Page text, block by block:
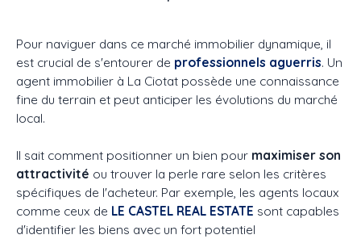
Pour naviguer dans ce marché immobilier dynamique, il
est crucial de s'entourer de professionnels aguerris. Un
agent immobilier à La Ciotat possède une connaissance
fine du terrain et peut anticiper les évolutions du marché
local.
Il sait comment positionner un bien pour maximiser son
attractivité ou trouver la perle rare selon les critères
spécifiques de l'acheteur. Par exemple, les agents locaux
comme ceux de LE CASTEL REAL ESTATE sont capables
d'identifier les biens avec un fort potentiel